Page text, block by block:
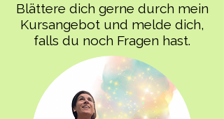
Blättere dich gerne durch mein
Kursangebot und melde dich,
falls du noch Fragen hast.